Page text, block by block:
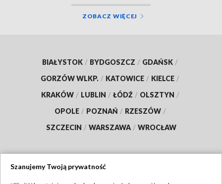
ZOBACZ WIĘCEJ
BIAŁYSTOK / BYDGOSZCZ / GDAŃSK /
GORZÓW WLKP. / KATOWICE / KIELCE /
KRAKÓW / LUBLIN / ŁÓDŹ / OLSZTYN /
OPOLE / POZNAŃ / RZESZÓW /
SZCZECIN / WARSZAWA / WROCŁAW
Szanujemy Twoją prywatność